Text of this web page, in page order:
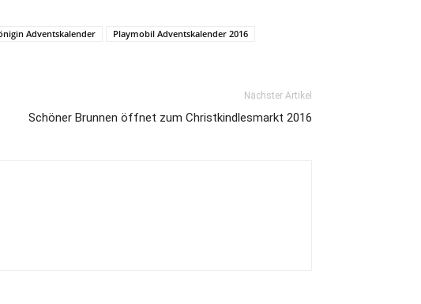
Adventskalender
Playmobil Adventskalender 2016
Nächster Artikel
Schöner Brunnen öffnet zum Christkindlesmarkt 2016